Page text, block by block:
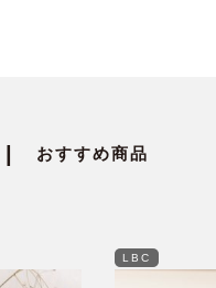
おすすめ商品
LBC